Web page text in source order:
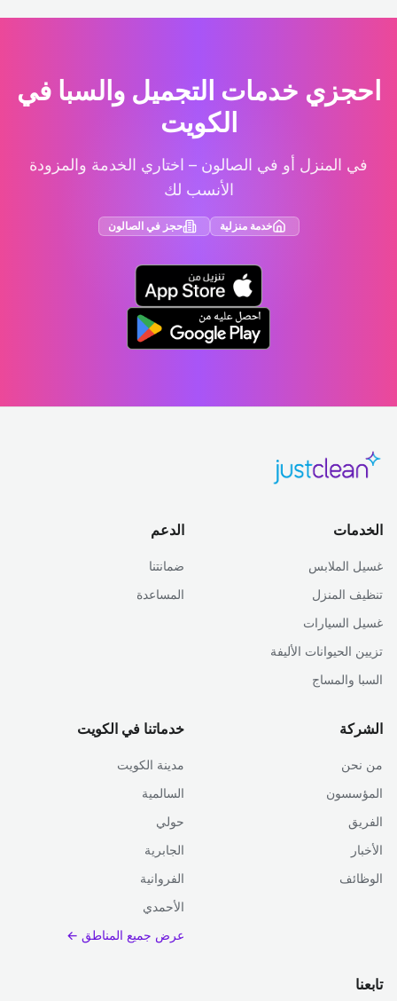
احجزي خدمات التجميل والسبا في
الكويت
في المنزل أو في الصالون – اختاري الخدمة والمزودة
الأنسب لك
خدمة منزلية حجز في الصالون
الخدمات
غسيل الملابس
تنظيف المنزل
غسيل السيارات
تزيين الحيوانات الأليفة
السبا والمساج
الدعم
ضمانتنا
المساعدة
الشركة
من نحن
المؤسسون
الفريق
الأخبار
الوظائف
خدماتنا في الكويت
مدينة الكويت
السالمية
حولي
الجابرية
الفروانية
الأحمدي
عرض جميع المناطق ←
تابعنا